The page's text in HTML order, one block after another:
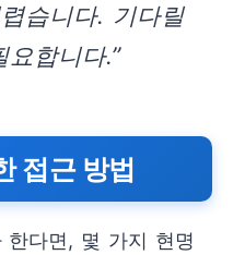
습니다. 기다릴
합니다.”
접근 방법
한다면, 몇 가지 현명